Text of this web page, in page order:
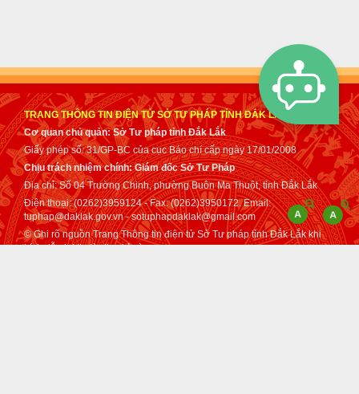
TRANG THÔNG TIN ĐIỆN TỬ SỞ TƯ PHÁP TỈNH ĐẮK LẮK
Cơ quan chủ quản: Sở Tư pháp tỉnh Đắk Lắk
Giấy phép số: 31/GP-BC của cục Báo chí cấp ngày 17/01/2008
Chịu trách nhiệm chính: Giám đốc Sở Tư Pháp
Địa chỉ: Số 04 Trường Chinh, phường Buôn Ma Thuột, tỉnh Đắk Lắk
Điện thoại: (0262)3959124 - Fax: (0262)3950172. Email:
tuphap@daklak.gov.vn - sotuphapdaklak@gmail.com
© Ghi rõ nguồn Trang Thông tin điện tử Sở Tư pháp tỉnh Đắk Lắk khi
trích dẫn lại tin từ địa chỉ này.